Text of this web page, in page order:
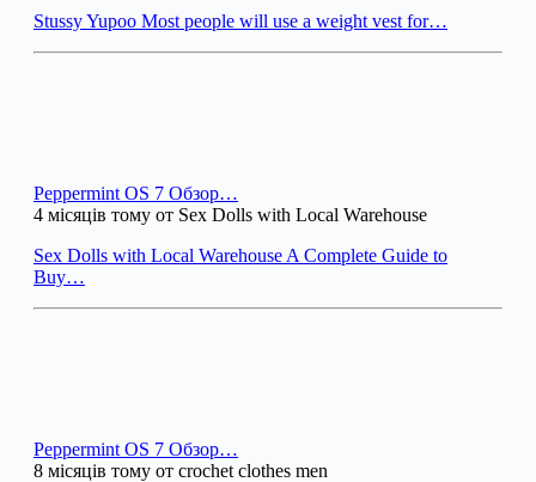
Stussy Yupoo Most people will use a weight vest for…
Peppermint OS 7 Обзор…
4 місяців тому от Sex Dolls with Local Warehouse
Sex Dolls with Local Warehouse A Complete Guide to
Buy…
Peppermint OS 7 Обзор…
8 місяців тому от crochet clothes men